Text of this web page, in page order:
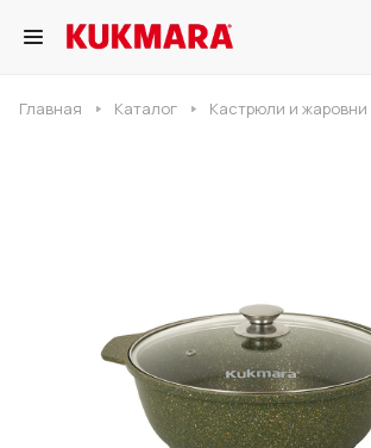
Главная Каталог Кастрюли и жаровни